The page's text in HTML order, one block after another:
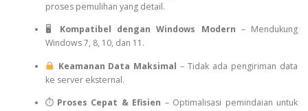
proses pemulihan yang detail.
🖥 Kompatibel dengan Windows Modern – Mendukung
Windows 7, 8, 10, dan 11.
Keamanan Data Maksimal – Tidak ada pengiriman data
ke server eksternal.
⏱ Proses Cepat & Efisien – Optimalisasi pemindaian untuk